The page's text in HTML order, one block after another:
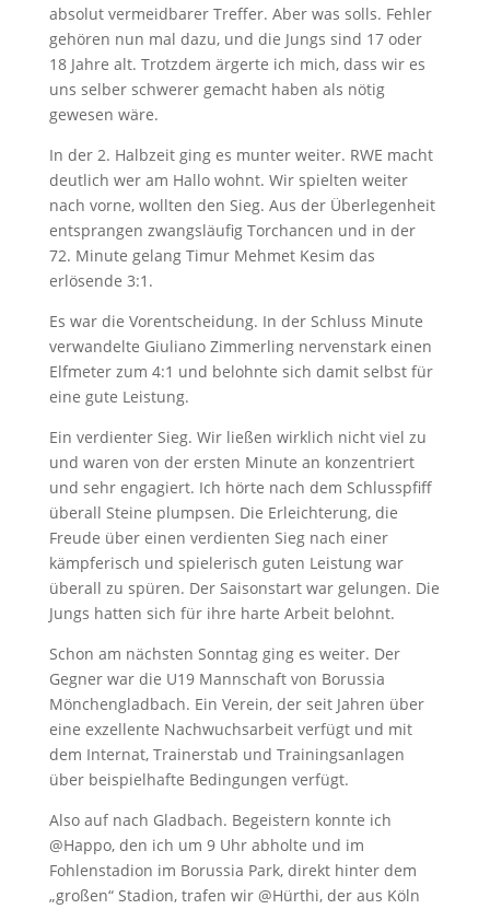
absolut vermeidbarer Treffer. Aber was solls. Fehler
gehören nun mal dazu, und die Jungs sind 17 oder
18 Jahre alt. Trotzdem ärgerte ich mich, dass wir es
uns selber schwerer gemacht haben als nötig
gewesen wäre.
In der 2. Halbzeit ging es munter weiter. RWE macht
deutlich wer am Hallo wohnt. Wir spielten weiter
nach vorne, wollten den Sieg. Aus der Überlegenheit
entsprangen zwangsläufig Torchancen und in der
72. Minute gelang Timur Mehmet Kesim das
erlösende 3:1.
Es war die Vorentscheidung. In der Schluss Minute
verwandelte Giuliano Zimmerling nervenstark einen
Elfmeter zum 4:1 und belohnte sich damit selbst für
eine gute Leistung.
Ein verdienter Sieg. Wir ließen wirklich nicht viel zu
und waren von der ersten Minute an konzentriert
und sehr engagiert. Ich hörte nach dem Schlusspfiff
überall Steine plumpsen. Die Erleichterung, die
Freude über einen verdienten Sieg nach einer
kämpferisch und spielerisch guten Leistung war
überall zu spüren. Der Saisonstart war gelungen. Die
Jungs hatten sich für ihre harte Arbeit belohnt.
Schon am nächsten Sonntag ging es weiter. Der
Gegner war die U19 Mannschaft von Borussia
Mönchengladbach. Ein Verein, der seit Jahren über
eine exzellente Nachwuchsarbeit verfügt und mit
dem Internat, Trainerstab und Trainingsanlagen
über beispielhafte Bedingungen verfügt.
Also auf nach Gladbach. Begeistern konnte ich
@Happo, den ich um 9 Uhr abholte und im
Fohlenstadion im Borussia Park, direkt hinter dem
„großen“ Stadion, trafen wir @Hürthi, der aus Köln